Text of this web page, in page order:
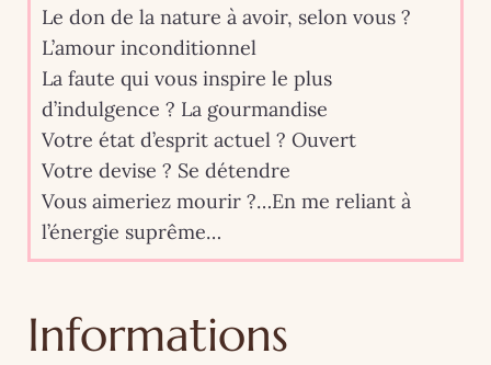
Le don de la nature à avoir, selon vous ?
L’amour inconditionnel
La faute qui vous inspire le plus
d’indulgence ? La gourmandise
Votre état d’esprit actuel ? Ouvert
Votre devise ? Se détendre
Vous aimeriez mourir ?…En me reliant à
l’énergie suprême…
Informations